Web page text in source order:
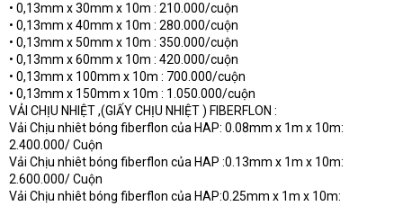
• 0,13mm x 30mm x 10m : 210.000/cuộn
• 0,13mm x 40mm x 10m : 280.000/cuộn
• 0,13mm x 50mm x 10m : 350.000/cuộn
• 0,13mm x 60mm x 10m : 420.000/cuộn
• 0,13mm x 100mm x 10m : 700.000/cuộn
• 0,13mm x 150mm x 10m : 1.050.000/cuộn
VẢI CHỊU NHIỆT ,(GIẤY CHỊU NHIỆT ) FIBERFLON :
Vải Chịu nhiêt bóng fiberflon của HAP: 0.08mm x 1m x 10m:
2.400.000/ Cuộn
Vải Chịu nhiêt bóng fiberflon của HAP :0.13mm x 1m x 10m:
2.600.000/ Cuộn
Vải Chịu nhiêt bóng fiberflon của HAP:0.25mm x 1m x 10m: